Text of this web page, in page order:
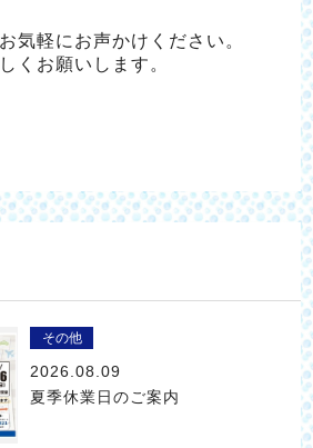
気軽にお声かけください。
くお願いします。
その他
2026.08.09
夏季休業日のご案内